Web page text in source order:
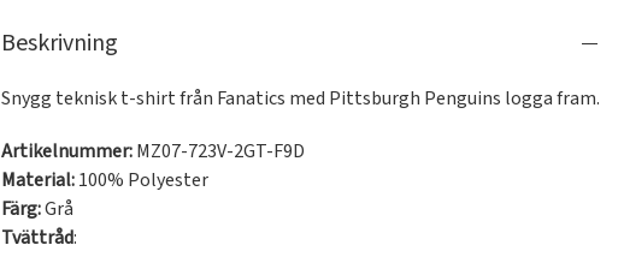
Beskrivning
Snygg teknisk t-shirt från Fanatics med Pittsburgh Penguins logga fram.
Artikelnummer:MZ07-723V-2GT-F9D
Material:100% Polyester
Färg:Grå
Tvättråd: